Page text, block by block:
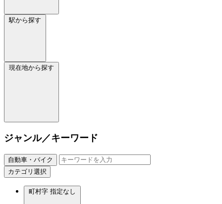
駅から探す
現在地から探す
ジャンル／キーワード
自動車・バイク
カテゴリ選択
町村字 指定なし